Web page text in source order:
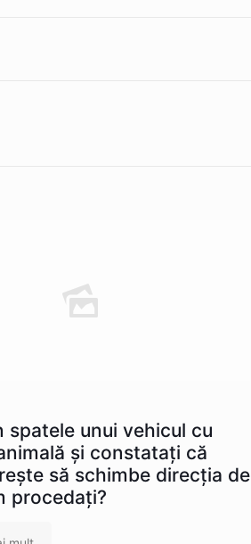
spatele unui vehicul cu
şi constataţi că
să schimbe direcţia de
procedaţi?